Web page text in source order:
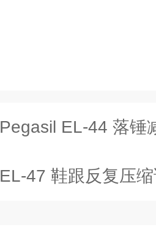
Pegasil EL-44 落锤
EL-47 鞋跟反复压